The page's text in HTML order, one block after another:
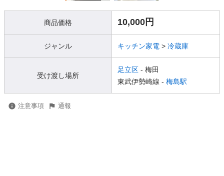
商品価格 10,000円
ジャンル キッチン家電 > 冷蔵庫
受け渡し場所
足立区 - 梅田
東武伊勢崎線 - 梅島駅
注意事項 通報